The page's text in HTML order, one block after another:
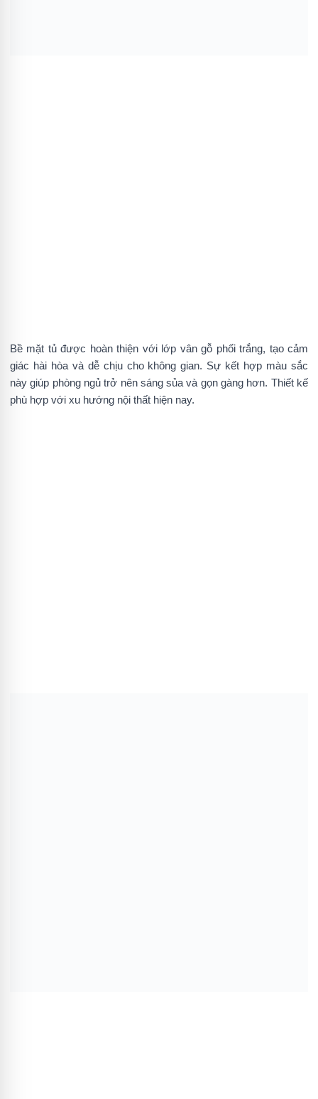
Bề mặt tủ được hoàn thiện với lớp vân gỗ phối trắng, tạo cảm
giác hài hòa và dễ chịu cho không gian. Sự kết hợp màu sắc
này giúp phòng ngủ trở nên sáng sủa và gọn gàng hơn. Thiết kế
phù hợp với xu hướng nội thất hiện nay.